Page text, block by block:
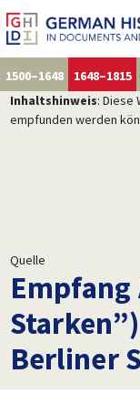
1500–1648 1648–1815
Inhaltshinweis: Diese
empfunden werden
Quelle
Berliner